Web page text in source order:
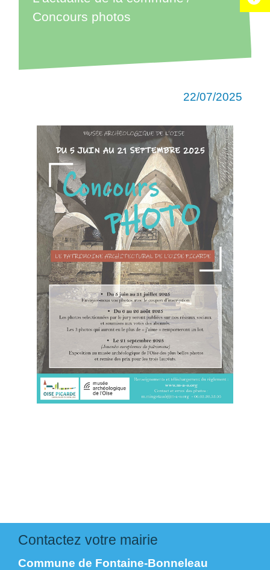
Concours photos
22/07/2025
Contactez votre mairie
Commune de Fontaine-Bonneleau